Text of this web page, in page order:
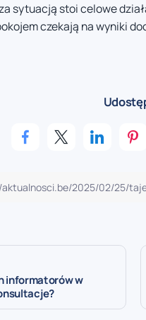
sytuacją stoi celowe
czekają na wyniki
informatorów w